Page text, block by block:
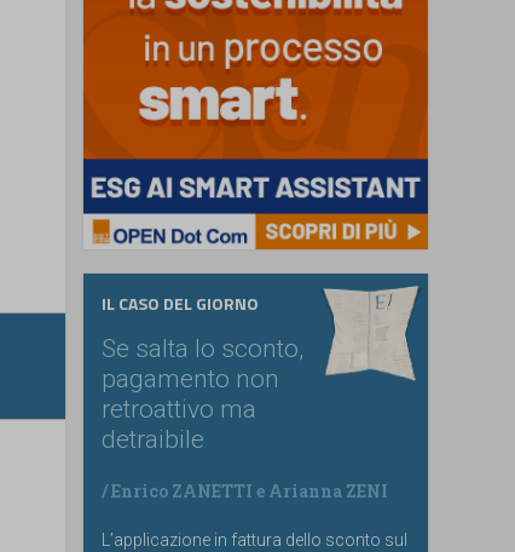
IL CASO DEL GIORNO
Se salta lo sconto,
pagamento non
retroattivo ma
detraibile
/Enrico ZANETTI e Arianna ZENI
L’applicazione in fattura dello sconto sul